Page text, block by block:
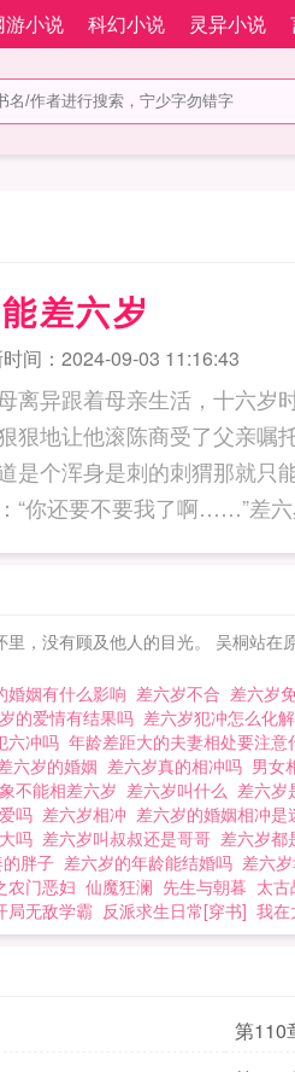
游小说 科幻小说 灵异小说
差六岁
间：2024-09-03 11:16:43
离异跟着母亲生活，十六岁
狠地让他滚陈商受了父亲嘱
是个浑身是刺的刺猬那就只
“你还要不要我了啊……”差
，没有顾及他人的目光。 吴桐站
婚姻有什么影响 差六岁不合 差六岁
的爱情有结果吗 差六岁犯冲怎么化解
六冲吗 年龄差距大的夫妻相处要注意
六岁的婚姻 差六岁真的相冲吗 男女
不能相差六岁 差六岁叫什么 差六岁
吗 差六岁相冲 差六岁的婚姻相冲是
吗 差六岁叫叔叔还是哥哥 差六岁都
胖子 差六岁的年龄能结婚吗 差六
农门恶妇 仙魔狂澜 先生与朝暮 太古
局无敌学霸 反派求生日常[穿书] 我在
第110